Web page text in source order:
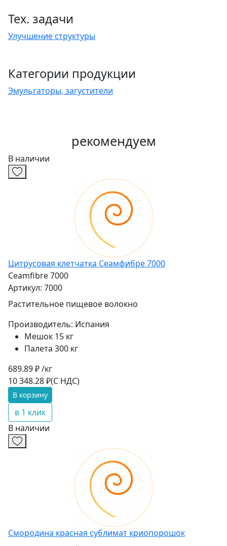
Тех. задачи
Улучшение структуры
Категории продукции
Эмульгаторы, загустители
рекомендуем
В наличии
Цитрусовая клетчатка Сеамфибре 7000
Ceamfibre 7000
Артикул: 7000
Растительное пищевое волокно
Производитель: Испания
Мешок 15 кг
Палета 300 кг
689.89 ₽ /кг
10 348.28 ₽(С НДС)
В корзину
в 1 клик
В наличии
Смородина красная сублимат криопорошок